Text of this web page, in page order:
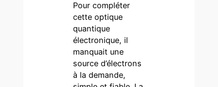
Pour compléter
cette optique
quantique
électronique, il
manquait une
source d’électrons
à la demande,